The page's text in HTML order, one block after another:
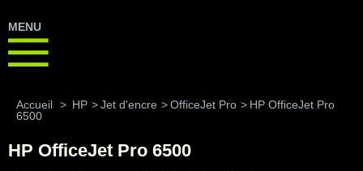
MENU
Accueil > HP >Jet d'encre >OfficeJet Pro > HP OfficeJet Pro
6500
HP OfficeJet Pro 6500